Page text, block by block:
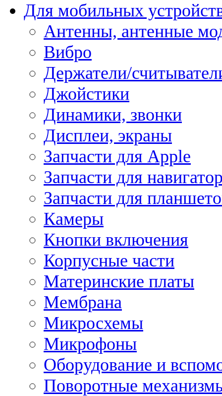
Для мобильных
Антенны, антенные
Вибро
Держатели/
Джойстики
Динамики, звонки
Дисплеи, экраны
Запчасти для Apple
Запчасти для
Запчасти для
Камеры
Кнопки включения
Корпусные части
Материнские платы
Мембрана
Микросхемы
Микрофоны
Оборудование и
Поворотные